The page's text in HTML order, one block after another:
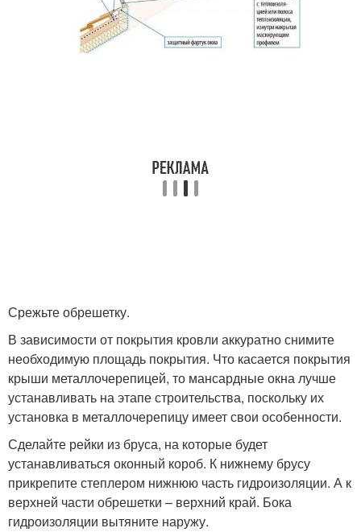
Срежьте обрешетку.
В зависимости от покрытия кровли аккуратно снимите
необходимую площадь покрытия. Что касается покрытия
крыши металлочерепицей, то мансардные окна лучше
устанавливать на этапе строительства, поскольку их
установка в металлочерепицу имеет свои особенности.
Сделайте рейки из бруса, на которые будет
устанавливаться оконный короб. К нижнему брусу
прикрепите степлером нижнюю часть гидроизоляции. А к
верхней части обрешетки – верхний край. Бока
гидроизоляции вытяните наружу.